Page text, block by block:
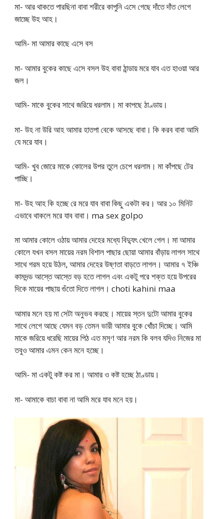
মা- আর থাকতে পারছিনা বাবা শরীরে কাপুনি এসে গেছে দাঁতে দাঁত লেগে
জাচ্ছে উহ আহ।
আমি- মা আমার কাছে এসে বস
মা- আমার বুকের কাছে এসে বসল উহ বাবা ঠান্ডায় মরে যাব এত হাওয়া আর
জল।
আমি- মাকে বুকের সাথে জরিয়ে ধরলাম। মা কাপছে ঠাণ্ডায়।
মা- উহ না উরি আহ আমার হাতপা বেকে আসছে বাবা। কি করব বাবা আমি
যে মরে যাব।
আমি- খুব জোরে মাকে কোলের উপর তুলে চেপে ধরলাম। মা কাঁপছে টের
পাচ্ছি।
মা- উহ আহ কি হচ্ছে রে মরে যাব বাবা কিছু একটা কর। আর ১০ মিনিট
এভাবে থাকলে মরে যাব বাবা। ma sex golpo
মা আমার কোলে ওঠায় আমার দেহের মধ্যে বিদ্যুৎ খেলে গেল। মা আমার
কোলে যখন বসল মায়ের নরম বিশাল পাছার ছোয়া আমার বাঁড়ায় লাগল সাথে
সাথে গরম হয়ে উঠল, আমার দেহের উষ্ণতা বাড়তে লাগল। আমার ৭ ইঞ্চি
কামদন্ড আস্তে আস্তে বড় হতে লাগল এবং একটু পরে শক্ত হয়ে উপরের
দিকে মায়ের পাছায় গুঁতো দিতে লাগল। choti kahini maa
আমার মনে হয় মা সেটা অনুভব করছে। মায়ের স্তন দুটো আমার বুকের
সাথে লেগে আছে যেমন বড় তেমন ভারী আমার বুকে খোঁচা দিচ্ছে। আমি
মাকে জরিয়ে ধরেছি মায়ের পিঠ এত মসৃণ আর নরম কি বলব যদিও নিজের মা
তবুও আমার এমন কেন মনে হচ্ছে।
আমি- মা একটু কষ্ট কর মা। আমার ও কষ্ট হচ্ছে ঠাণ্ডায়।
মা- আমাকে বাচা বাবা না আমি মরে যাব মনে হয়।